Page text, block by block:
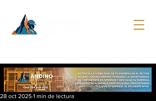
28 oct 2025 1 min de lectura